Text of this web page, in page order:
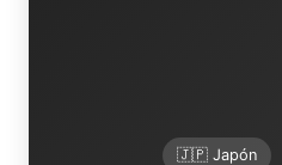
🇯🇵 Japón